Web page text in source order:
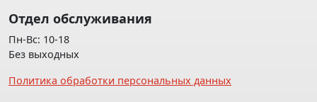
Отдел обслуживания
Пн-Вс: 10-18
Без выходных
Политика обработки персональных данных